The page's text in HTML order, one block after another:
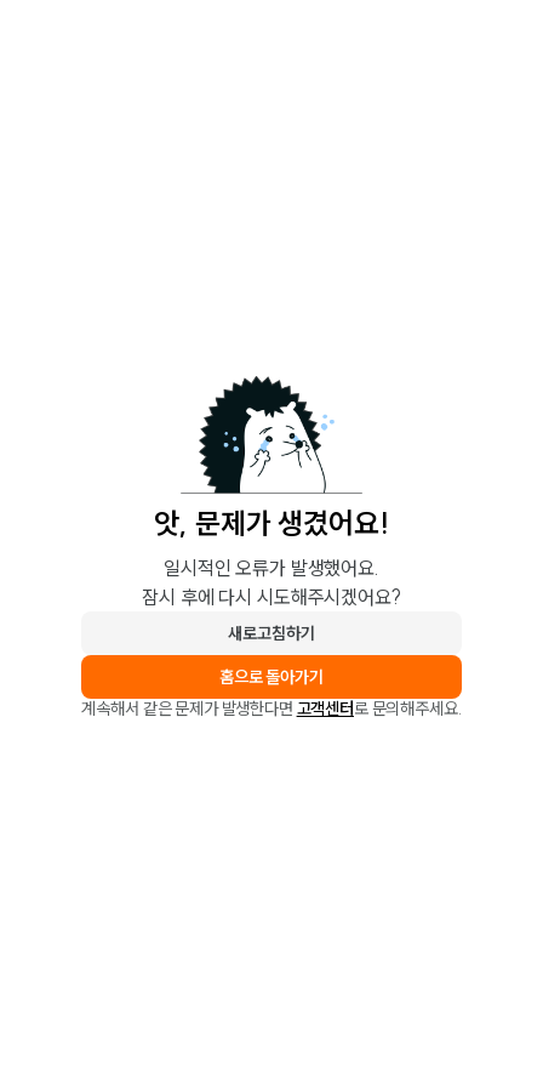
앗, 문제가 생겼어요!
일시적인 오류가 발생했어요.
잠시 후에 다시 시도해주시겠어요?
새로고침하기
홈으로 돌아가기
계속해서 같은 문제가 발생한다면 고객센터로 문의해주세요.